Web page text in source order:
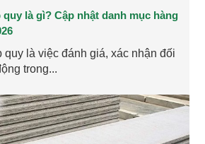
là gì? Cập nhật danh mục hàng
là việc đánh giá, xác nhận đối
trong...